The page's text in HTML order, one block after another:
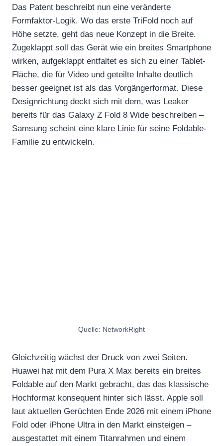
Das Patent beschreibt nun eine veränderte
Formfaktor-Logik. Wo das erste TriFold noch auf
Höhe setzte, geht das neue Konzept in die Breite.
Zugeklappt soll das Gerät wie ein breites Smartphone
wirken, aufgeklappt entfaltet es sich zu einer Tablet-
Fläche, die für Video und geteilte Inhalte deutlich
besser geeignet ist als das Vorgängerformat. Diese
Designrichtung deckt sich mit dem, was Leaker
bereits für das Galaxy Z Fold 8 Wide beschreiben –
Samsung scheint eine klare Linie für seine Foldable-
Familie zu entwickeln.
Quelle: NetworkRight
Gleichzeitig wächst der Druck von zwei Seiten.
Huawei hat mit dem Pura X Max bereits ein breites
Foldable auf den Markt gebracht, das das klassische
Hochformat konsequent hinter sich lässt. Apple soll
laut aktuellen Gerüchten Ende 2026 mit einem iPhone
Fold oder iPhone Ultra in den Markt einsteigen –
ausgestattet mit einem Titanrahmen und einem